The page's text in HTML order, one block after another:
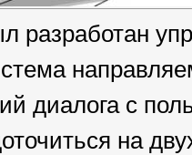
разработан
диалога с
на